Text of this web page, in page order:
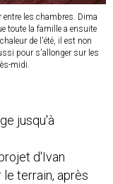
entre les chambres. Dima
toute la famille a ensuite
de l'été, il est non
pour s'allonger sur les
midi.
jusqu'à
d'Ivan
terrain, après